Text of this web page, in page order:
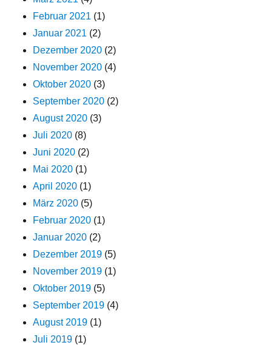
Februar 2021 (1)
Januar 2021 (2)
Dezember 2020 (2)
November 2020 (4)
Oktober 2020 (3)
September 2020 (2)
August 2020 (3)
Juli 2020 (8)
Juni 2020 (2)
Mai 2020 (1)
April 2020 (1)
März 2020 (5)
Februar 2020 (1)
Januar 2020 (2)
Dezember 2019 (5)
November 2019 (1)
Oktober 2019 (5)
September 2019 (4)
August 2019 (1)
Juli 2019 (1)